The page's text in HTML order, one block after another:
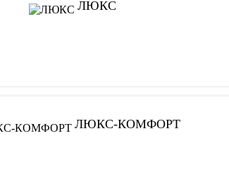
ЛЮКС
ЛЮКС-КОМФОРТ